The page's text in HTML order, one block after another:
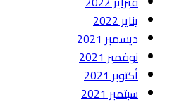
يناير 2022
ديسمبر 2021
نوفمبر 2021
أكتوبر 2021
سبتمبر 2021